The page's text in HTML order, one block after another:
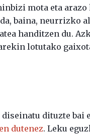
mota eta
baina, neurrizko
handitzen du.
lotutako
dituzte
dutenez. Leku